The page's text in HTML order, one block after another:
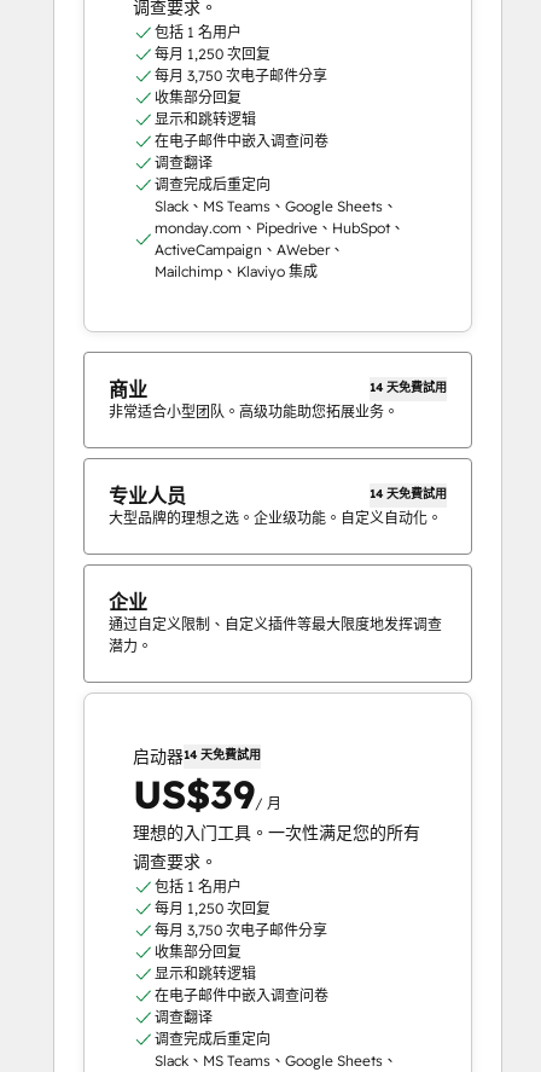
调查要求。
包括 1 名用户
每月 1,250 次回复
每月 3,750 次电子邮件分享
收集部分回复
显示和跳转逻辑
在电子邮件中嵌入调查问卷
调查翻译
调查完成后重定向
Slack、MS Teams、Google Sheets、
monday.com、Pipedrive、HubSpot、
ActiveCampaign、AWeber、
Mailchimp、Klaviyo 集成
商业 14 天免費試用
非常适合小型团队。高级功能助您拓展业务。
专业人员 14 天免費試用
大型品牌的理想之选。企业级功能。自定义自动化。
企业
通过自定义限制、自定义插件等最大限度地发挥调查
潜力。
启动器14 天免費試用
US$39/ 月
理想的入门工具。一次性满足您的所有
调查要求。
包括 1 名用户
每月 1,250 次回复
每月 3,750 次电子邮件分享
收集部分回复
显示和跳转逻辑
在电子邮件中嵌入调查问卷
调查翻译
调查完成后重定向
Slack、MS Teams、Google Sheets、